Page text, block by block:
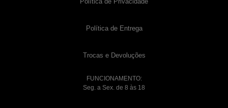
Política de Entrega
Trocas e Devoluções
FUNCIONAMENTO:
Seg. a Sex. de 8 às 18